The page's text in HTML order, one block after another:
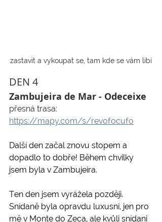
zastavit a vykoupat se, tam kde se vám líbí
DEN 4
Zambujeira de Mar - Odeceixe
přesná trasa:
https://mapy.com/s/revofocufo
Další den začal znovu stopem a
dopadlo to dobře! Během chvilky
jsem byla v Zambujeira.
Ten den jsem vyrážela později.
Snídaně byla opravdu luxusní, jen pro
mě v Monte do Zeca, ale kvůli snídani